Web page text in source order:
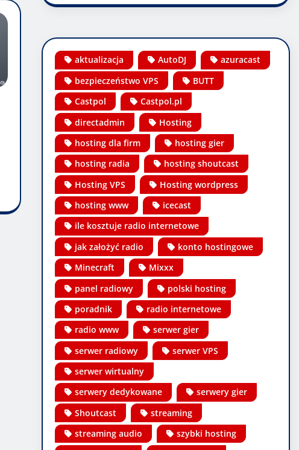
aktualizacja AutoDJ
azuracast
bezpieczeństwo VPS
BUTT
Castpol
Castpol.pl
directadmin
Hosting
hosting dla firm
hosting gier
hosting radia
hosting shoutcast
Hosting VPS
Hosting wordpress
hosting www
icecast
ile kosztuje radio internetowe
jak założyć radio
konto hostingowe
Minecraft
Mixxx
panel radiowy
polski hosting
poradnik
radio internetowe
radio www
serwer gier
serwer radiowy
serwer VPS
serwer wirtualny
serwery dedykowane
serwery gier
Shoutcast
streaming
streaming audio
szybki hosting